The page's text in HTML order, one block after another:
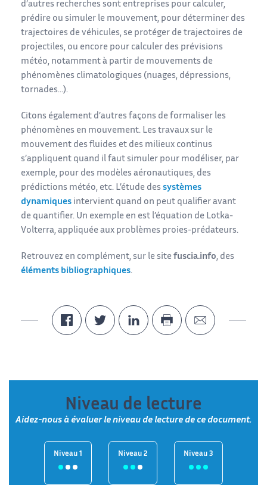
d’autres recherches sont entreprises pour calculer,
prédire ou simuler le mouvement, pour déterminer des
trajectoires de véhicules, se protéger de trajectoires de
projectiles, ou encore pour calculer des prévisions
météo, notamment à partir de mouvements de
phénomènes climatologiques (nuages, dépressions,
tornades…).
Citons également d’autres façons de formaliser les
phénomènes en mouvement. Les travaux sur le
mouvement des fluides et des milieux continus
s’appliquent quand il faut simuler pour modéliser, par
exemple, pour des modèles aéronautiques, des
prédictions météo, etc. L’étude des systèmes
dynamiques intervient quand on peut qualifier avant
de quantifier. Un exemple en est l’équation de Lotka-
Volterra, appliquée aux problèmes proies-prédateurs.
Retrouvez en complément, sur le site fuscia.info, des
éléments bibliographiques.
Niveau de lecture
Aidez-nous à évaluer le niveau de lecture de ce document.
Niveau 1 Niveau 2 Niveau 3